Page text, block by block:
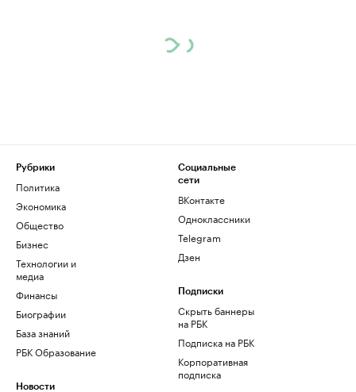
Рубрики
Политика
Экономика
Общество
Бизнес
Технологии и
медиа
Финансы
Биографии
База знаний
РБК Образование
Новости
Социальные
сети
ВКонтакте
Одноклассники
Telegram
Дзен
Подписки
Скрыть баннеры
на РБК
Подписка на РБК
Корпоративная
подписка